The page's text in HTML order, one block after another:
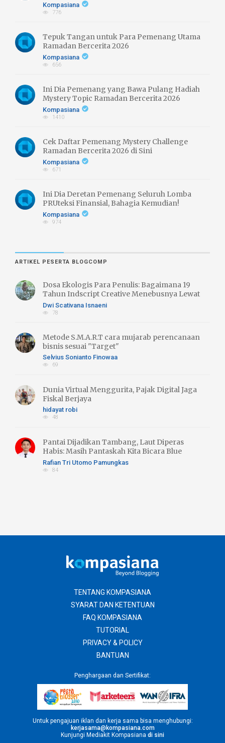
Kompasiana
776
Tepuk Tangan untuk Para Pemenang Utama
Ramadan Bercerita 2026
Kompasiana
656
Ini Dia Pemenang yang Bawa Pulang Hadiah
Mystery Topic Ramadan Bercerita 2026
Kompasiana
1410
Cek Daftar Pemenang Mystery Challenge
Ramadan Bercerita 2026 di Sini
Kompasiana
671
Ini Dia Deretan Pemenang Seluruh Lomba
PRUteksi Finansial, Bahagia Kemudian!
Kompasiana
974
ARTIKEL PESERTA BLOGCOMP
Dosa Ekologis Para Penulis: Bagaimana 19
Tahun Indscript Creative Menebusnya Lewat
Literasi Hijau
Dwi Scativana Isnaeni
78
Metode S.M.A.R.T cara mujarab perencanaan
bisnis sesuai "Target"
Selvius Sonianto Finowaa
69
Dunia Virtual Menggurita, Pajak Digital Jaga
Fiskal Berjaya
hidayat robi
48
Pantai Dijadikan Tambang, Laut Diperas
Habis: Masih Pantaskah Kita Bicara Blue
Economy atau Blue Trust Exlpoitation??
Rafian Tri Utomo Pamungkas
84
TENTANG KOMPASIANA
SYARAT DAN KETENTUAN
FAQ KOMPASIANA
TUTORIAL
PRIVACY & POLICY
BANTUAN
Penghargaan dan Sertifikat:
Untuk pengajuan iklan dan kerja sama bisa menghubungi:
kerjasama@kompasiana.com
Kunjungi Mediakit Kompasiana di sini